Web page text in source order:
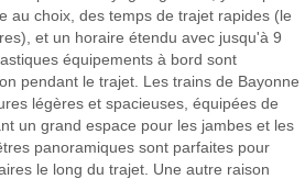
au choix, des temps de trajet rapides (le
et un horaire étendu avec jusqu'à 9
équipements à bord sont
pendant le trajet. Les trains de Bayonne
légères et spacieuses, équipées de
un grand espace pour les jambes et les
panoramiques sont parfaites pour
le long du trajet. Une autre raison